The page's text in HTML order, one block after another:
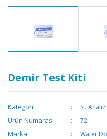
Demir Test Kiti
Kategori Su
Ürün Numarası 72
Marka Water